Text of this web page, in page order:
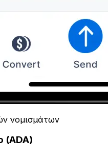
νομισμάτων
(ADA)